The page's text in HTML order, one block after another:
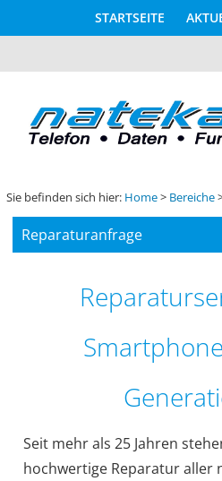
STARTSEITE
Sie befinden sich hier: Home> Bereiche
Reparaturanfrage
Seit mehr als 25 Jahren
hochwertige Reparatur aller